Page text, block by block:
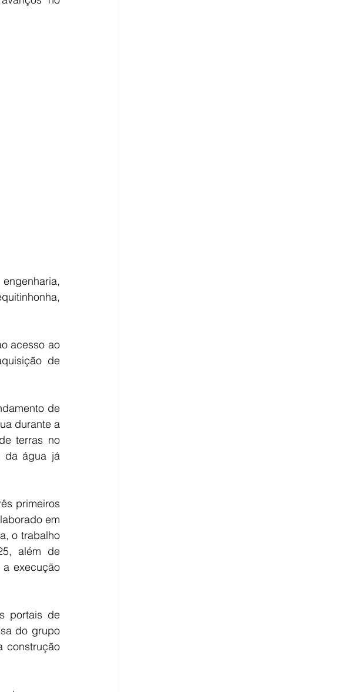
acesso ao
de
de
durante a
terras no
da água já
primeiros
em
o trabalho
além de
execução
portais de
do grupo
construção